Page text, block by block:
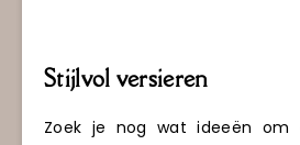
Stijlvol versieren
Zoek je nog wat ideeën